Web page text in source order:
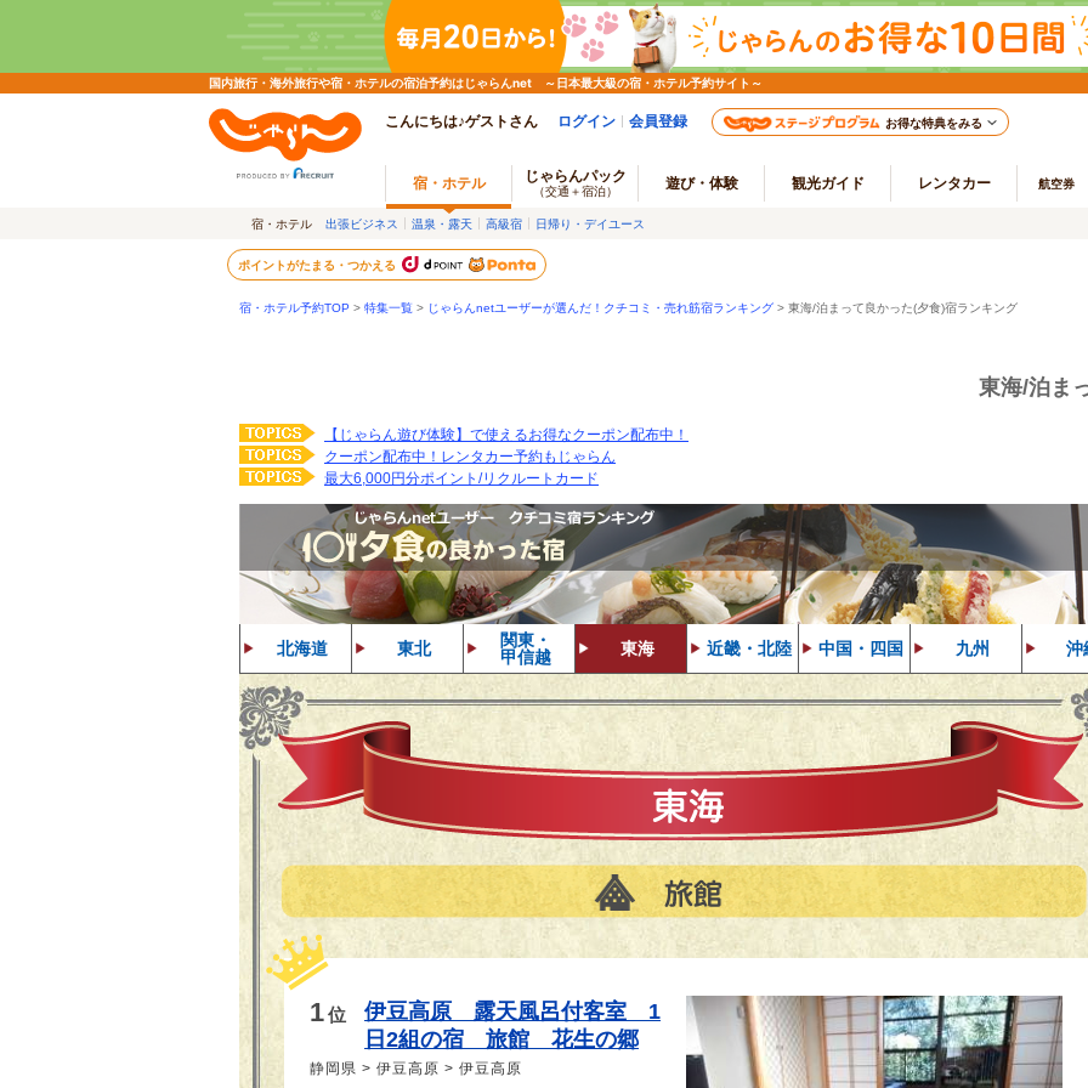
国内旅行・海外旅行や宿・ホテルの宿泊予約はじゃらんnet ～日本最大級の宿・ホテル予約サイト～
こんにちは♪ゲストさん ログイン 会員登録 お得な特典をみる
宿・ホテル じゃらんパック
（交通＋宿泊） 遊び・体験 観光ガイド レンタカー 航空券
宿・ホテル 出張ビジネス 温泉・露天 高級宿 日帰り・デイユース
ポイントがたまる・つかえる
宿・ホテル予約TOP > 特集一覧 > じゃらんnetユーザーが選んだ！クチコミ・売れ筋宿ランキング > 東海/泊まって良かった(夕食)宿ランキング
東海/泊ま
【じゃらん遊び体験】で使えるお得なクーポン配布中！
クーポン配布中！レンタカー予約もじゃらん
最大6,000円分ポイント/リクルートカード
北海道 東北
関東・
甲信越
東海 近畿・北陸 中国・四国 九州 沖
1位
伊豆高原　露天風呂付客室　1
日2組の宿　旅館　花生の郷
静岡県 > 伊豆高原 > 伊豆高原